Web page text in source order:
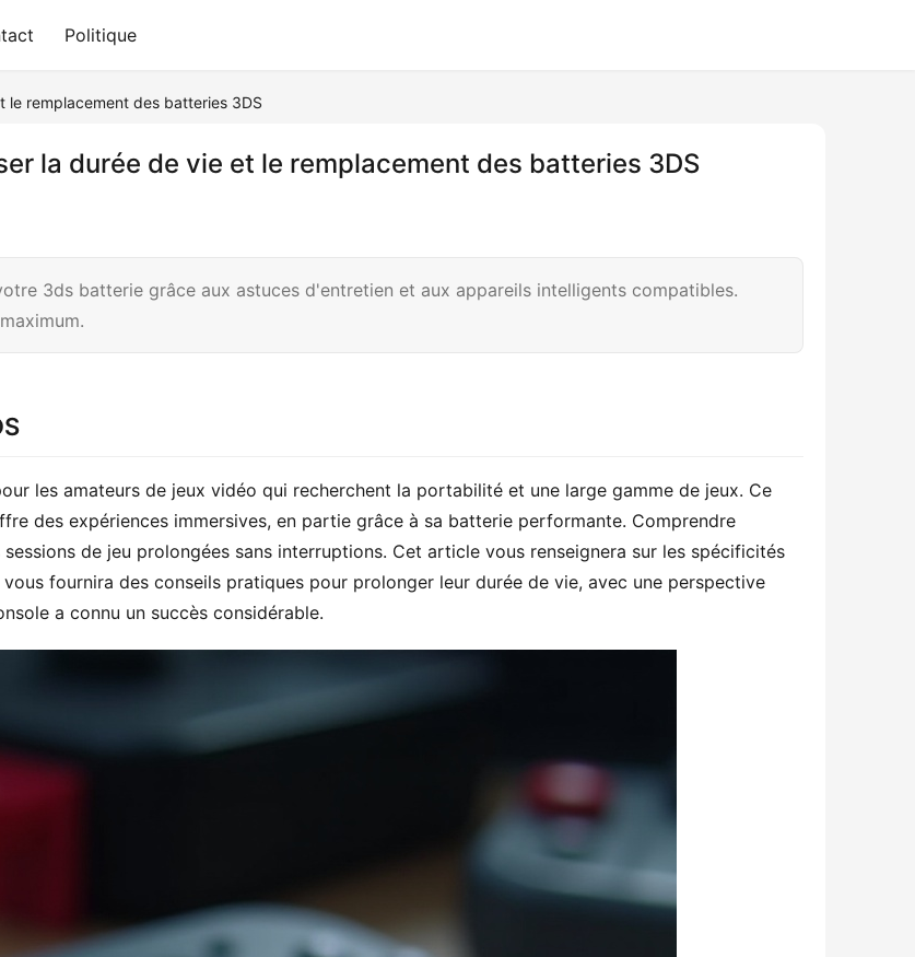
Politique
remplacement des batteries 3DS
la durée de vie et le remplacement des batteries 3DS
3ds batterie grâce aux astuces d'entretien et aux appareils intelligents compatibles.
les amateurs de jeux vidéo qui recherchent la portabilité et une large gamme de jeux. Ce
des expériences immersives, en partie grâce à sa batterie performante. Comprendre
de jeu prolongées sans interruptions. Cet article vous renseignera sur les spécificités
fournira des conseils pratiques pour prolonger leur durée de vie, avec une perspective
a connu un succès considérable.